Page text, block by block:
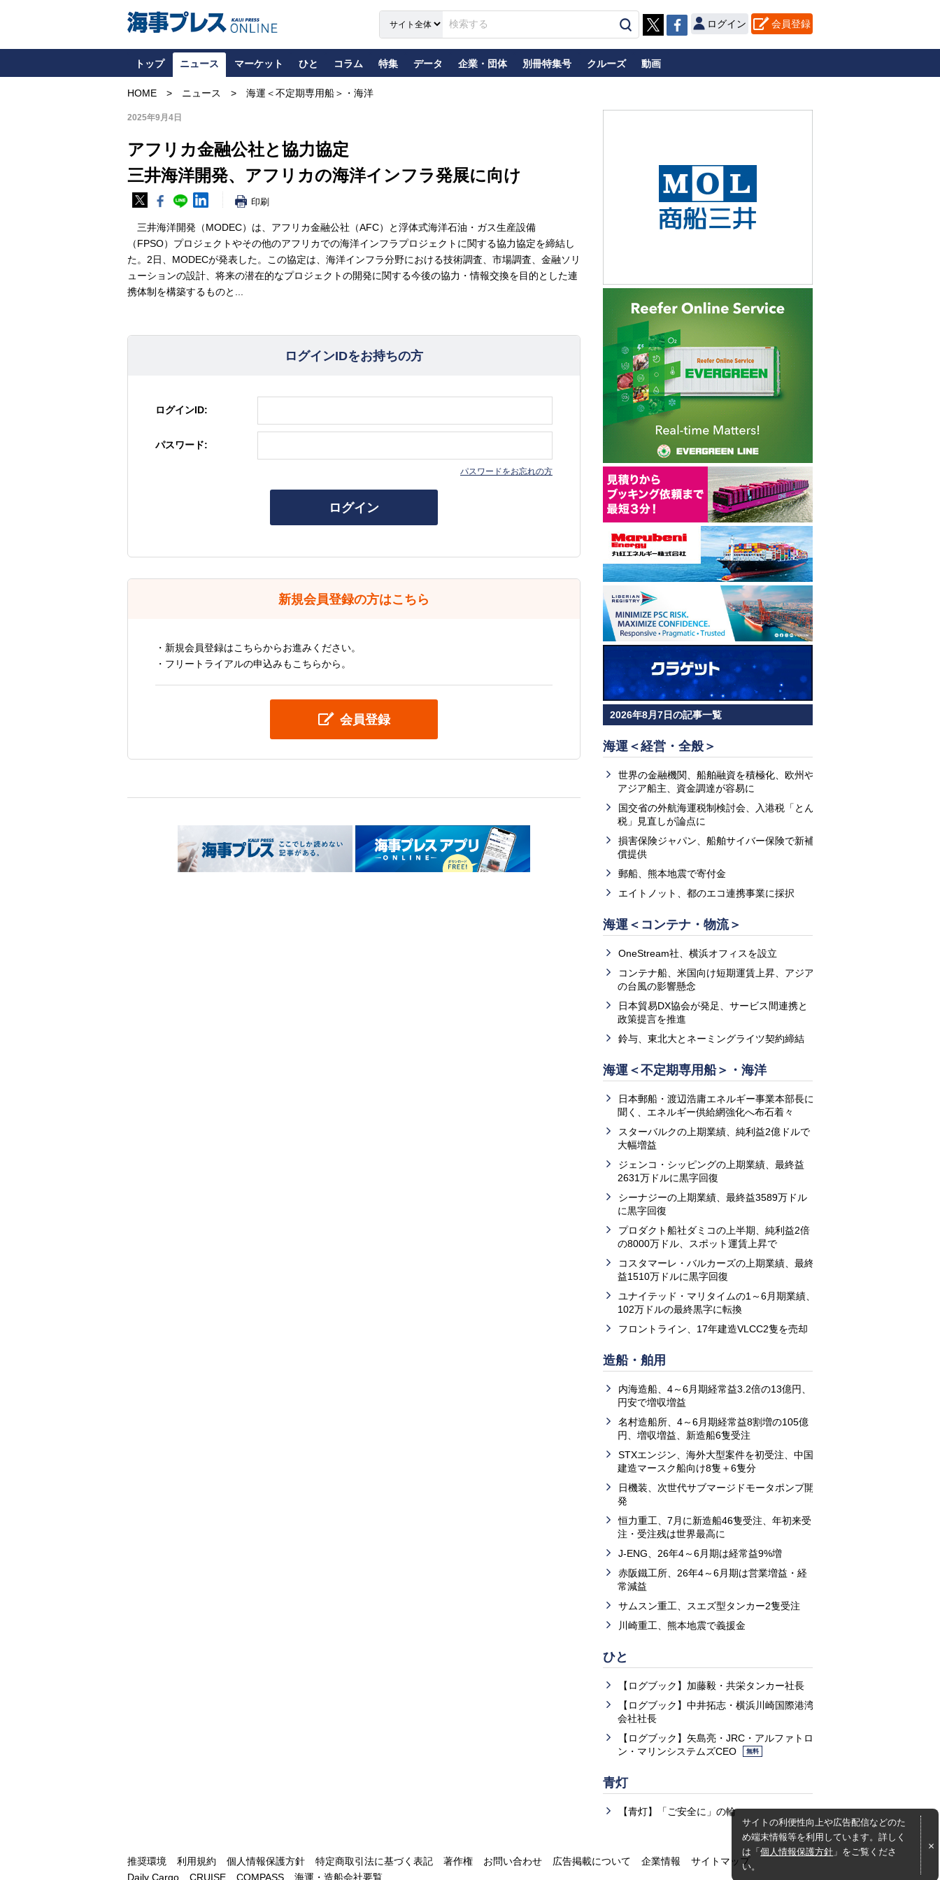
ログイン 会員登録
トップ ニュース マーケット ひと コラム 特集 データ 企業・団体 別冊特集号 クルーズ 動画
HOME ニュース 海運＜不定期専用船＞・海洋
2025年9月4日
アフリカ金融公社と協力協定
三井海洋開発、アフリカの海洋インフラ発展に向け
印刷
三井海洋開発（MODEC）は、アフリカ金融公社（AFC）と浮体式海洋石油・ガス生産設備
（FPSO）プロジェクトやその他のアフリカでの海洋インフラプロジェクトに関する協力協定を締結し
た。2日、MODECが発表した。この協定は、海洋インフラ分野における技術調査、市場調査、金融ソリ
ューションの設計、将来の潜在的なプロジェクトの開発に関する今後の協力・情報交換を目的とした連
携体制を構築するものと...
ログインIDをお持ちの方
ログインID:
パスワード:
パスワードをお忘れの方
ログイン
新規会員登録の方はこちら
・新規会員登録はこちらからお進みください。
・フリートライアルの申込みもこちらから。
会員登録 2026年8月7日の記事一覧
海運＜経営・全般＞
世界の金融機関、船舶融資を積極化、欧州や
アジア船主、資金調達が容易に
国交省の外航海運税制検討会、入港税「とん
税」見直しが論点に
損害保険ジャパン、船舶サイバー保険で新補
償提供
郵船、熊本地震で寄付金
エイトノット、都のエコ連携事業に採択
海運＜コンテナ・物流＞
OneStream社、横浜オフィスを設立
コンテナ船、米国向け短期運賃上昇、アジア
の台風の影響懸念
日本貿易DX協会が発足、サービス間連携と
政策提言を推進
鈴与、東北大とネーミングライツ契約締結
海運＜不定期専用船＞・海洋
日本郵船・渡辺浩庸エネルギー事業本部長に
聞く、エネルギー供給網強化へ布石着々
スターバルクの上期業績、純利益2億ドルで
大幅増益
ジェンコ・シッピングの上期業績、最終益
2631万ドルに黒字回復
シーナジーの上期業績、最終益3589万ドル
に黒字回復
プロダクト船社ダミコの上半期、純利益2倍
の8000万ドル、スポット運賃上昇で
コスタマーレ・バルカーズの上期業績、最終
益1510万ドルに黒字回復
ユナイテッド・マリタイムの1～6月期業績、
102万ドルの最終黒字に転換
フロントライン、17年建造VLCC2隻を売却
造船・舶用
内海造船、4～6月期経常益3.2倍の13億円、
円安で増収増益
名村造船所、4～6月期経常益8割増の105億
円、増収増益、新造船6隻受注
STXエンジン、海外大型案件を初受注、中国
建造マースク船向け8隻＋6隻分
日機装、次世代サブマージドモータポンプ開
発
恒力重工、7月に新造船46隻受注、年初来受
注・受注残は世界最高に
J-ENG、26年4～6月期は経常益9%増
赤阪鐵工所、26年4～6月期は営業増益・経
常減益
サムスン重工、スエズ型タンカー2隻受注
川崎重工、熊本地震で義援金
ひと
【ログブック】加藤毅・共栄タンカー社長
【ログブック】中井拓志・横浜川崎国際港湾
会社社長
【ログブック】矢島亮・JRC・アルファトロ
ン・マリンシステムズCEO
無料
青灯
【青灯】「ご安全に」の輪
サイトの利便性向上や広告配信などのた
め端末情報等を利用しています。詳しく
は「個人情報保護方針 」をご覧くださ
い。
推奨環境 利用規約 個人情報保護方針 特定商取引法に基づく表記 著作権 お問い合わせ 広告掲載について 企業情報
サイトマップ
Daily Cargo
CRUISE COMPASS 海運・造船会社要覧